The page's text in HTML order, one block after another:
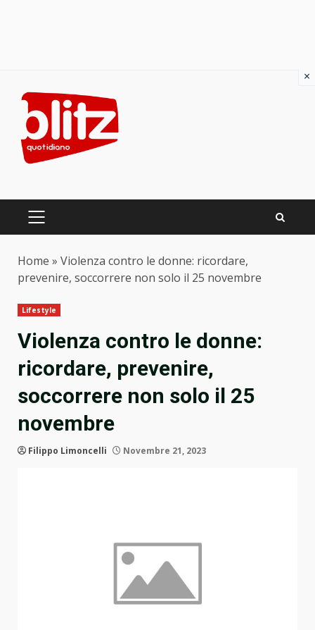
content
PRIMARY
Home » Violenza contro le donne: ricordare,
prevenire, soccorrere non solo il 25 novembre
Lifestyle
Violenza contro le donne:
ricordare, prevenire,
soccorrere non solo il 25
novembre
Filippo Limoncelli Novembre 21, 2023
×